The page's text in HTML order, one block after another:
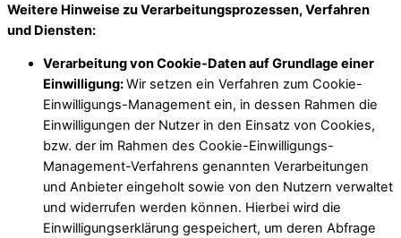
Weitere Hinweise zu Verarbeitungsprozessen, Verfahren
und Diensten:
Verarbeitung von Cookie-Daten auf Grundlage einer
Einwilligung:Wir setzen ein Verfahren zum Cookie-
Einwilligungs-Management ein, in dessen Rahmen die
Einwilligungen der Nutzer in den Einsatz von Cookies,
bzw. der im Rahmen des Cookie-Einwilligungs-
Management-Verfahrens genannten Verarbeitungen
und Anbieter eingeholt sowie von den Nutzern verwaltet
und widerrufen werden können. Hierbei wird die
Einwilligungserklärung gespeichert, um deren Abfrage